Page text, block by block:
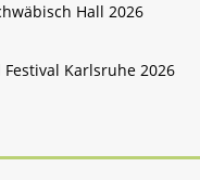
Hall 2026
Festival Karlsruhe 2026